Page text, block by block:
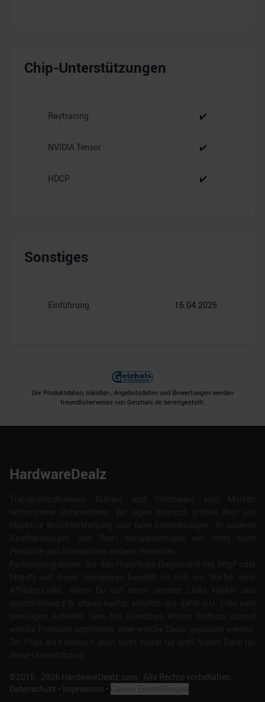
Chip-Unterstützungen
Raytracing ✔️
NVIDIA Tensor ✔️
HDCP ✔️
Sonstiges
Einführung 16.04.2025
Die Produktdaten, Händler-, Angebotsdaten und Bewertungen werden
freundlicherweise von Geizhals.de bereitgestellt.
HardwareDealz
©2015 - 2026 HardwareDealz.com - Alle Rechte vorbehalten.
Datenschutz • Impressum •